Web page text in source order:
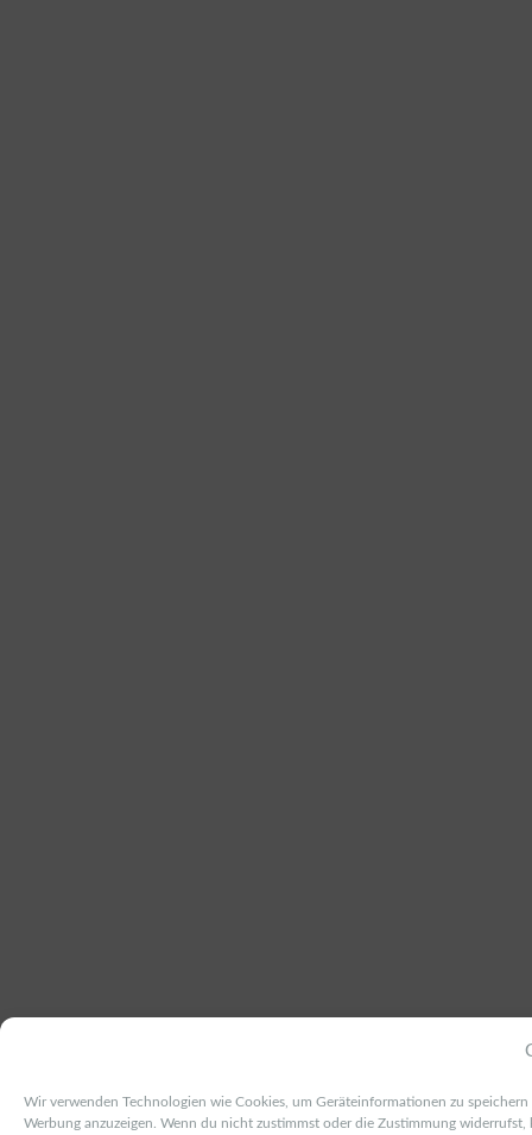
Wir verwenden Technologien wie Cookies, um Geräteinformationen zu
Werbung anzuzeigen. Wenn du nicht zustimmst oder die Zustimmung